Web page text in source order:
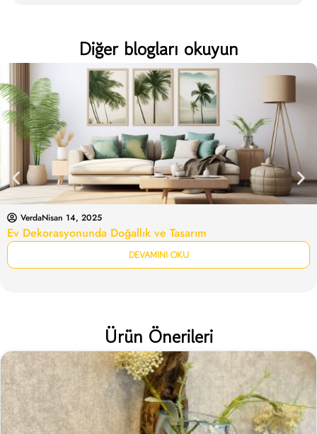
Diğer blogları okuyun
VerdaNisan 14, 2025
Ev Dekorasyonunda Doğallık ve Tasarım
DEVAMINI OKU
Ürün Önerileri